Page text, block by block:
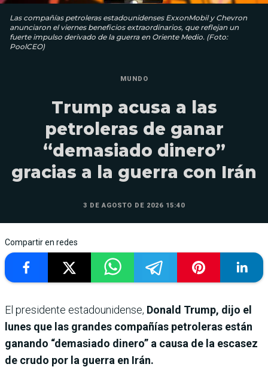
Las compañías petroleras estadounidenses ExxonMobil y Chevron
anunciaron el viernes beneficios extraordinarios, que reflejan un
fuerte impulso derivado de la guerra en Oriente Medio. (Foto:
PoolCEO)
MUNDO
Trump acusa a las
petroleras de ganar
“demasiado dinero”
gracias a la guerra con Irán
3 DE AGOSTO DE 2026 15:40
Compartir en redes
El presidente estadounidense, Donald Trump, dijo el
lunes que las grandes compañías petroleras están
ganando “demasiado dinero” a causa de la escasez
de crudo por la guerra en Irán.